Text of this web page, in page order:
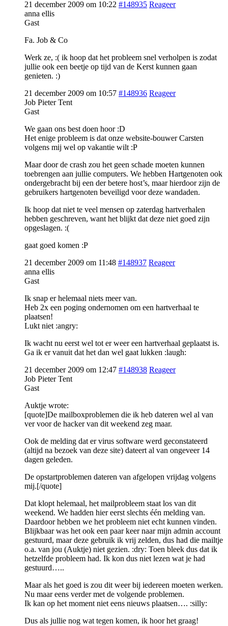
21 december 2009 om 10:22 #148935 Reageer
anna ellis
Gast
Fa. Job & Co
Werk ze, :( ik hoop dat het probleem snel verholpen is zodat
jullie ook een beetje op tijd van de Kerst kunnen gaan
genieten. :)
21 december 2009 om 10:57 #148936 Reageer
Job Pieter Tent
Gast
We gaan ons best doen hoor :D
Het enige probleem is dat onze website-bouwer Carsten
volgens mij wel op vakantie wilt :P
Maar door de crash zou het geen schade moeten kunnen
toebrengen aan jullie computers. We hebben Hartgenoten ook
ondergebracht bij een der betere host’s, maar hierdoor zijn de
gebruikers hartgenoten beveiligd voor deze wandaden.
Ik hoop dat niet te veel mensen op zaterdag hartverhalen
hebben geschreven, want het blijkt dat deze niet goed zijn
opgeslagen. :(
gaat goed komen :P
21 december 2009 om 11:48 #148937 Reageer
anna ellis
Gast
Ik snap er helemaal niets meer van.
Heb 2x een poging ondernomen om een hartverhaal te
plaatsen!
Lukt niet :angry:
Ik wacht nu eerst wel tot er weer een hartverhaal geplaatst is.
Ga ik er vanuit dat het dan wel gaat lukken :laugh:
21 december 2009 om 12:47 #148938 Reageer
Job Pieter Tent
Gast
Auktje wrote:
[quote]De mailboxproblemen die ik heb dateren wel al van
ver voor de hacker van dit weekend zeg maar.
Ook de melding dat er virus software werd geconstateerd
(altijd na bezoek van deze site) dateert al van ongeveer 14
dagen geleden.
De opstartproblemen dateren van afgelopen vrijdag volgens
mij.[/quote]
Dat klopt helemaal, het mailprobleem staat los van dit
weekend. We hadden hier eerst slechts één melding van.
Daardoor hebben we het probleem niet echt kunnen vinden.
Blijkbaar was het ook een paar keer naar mijn admin account
gestuurd, maar deze gebruik ik vrij zelden, dus had die mailtje
o.a. van jou (Auktje) niet gezien. :dry: Toen bleek dus dat ik
hetzelfde probleem had. Ik kon dus niet lezen wat je had
gestuurd…..
Maar als het goed is zou dit weer bij iedereen moeten werken.
Nu maar eens verder met de volgende problemen.
Ik kan op het moment niet eens nieuws plaatsen…. :silly:
Dus als jullie nog wat tegen komen, ik hoor het graag!